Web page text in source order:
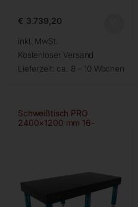
€ 3.739,20
inkl. MwSt.
Kostenloser Versand
Lieferzeit: ca. 8 – 10 Wochen
Schweißtisch PRO
2400×1200 mm 16-